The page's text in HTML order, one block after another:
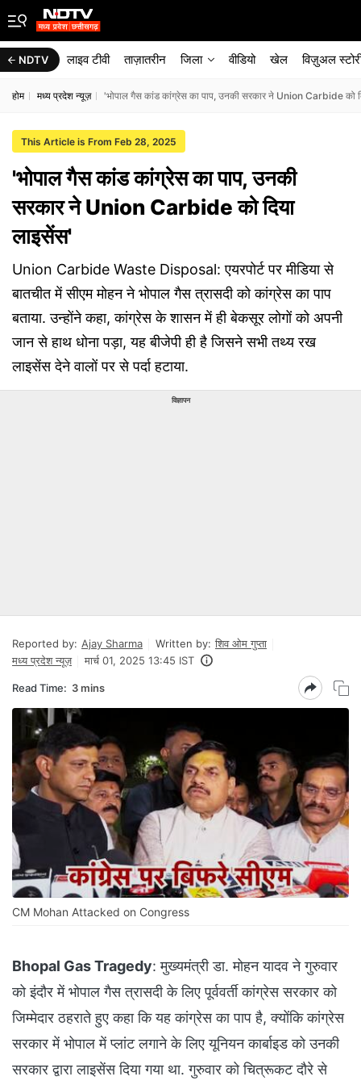
NDTV लाइव टीवी ताज़ातरीन जिला वीडियो खेल विज़ुअल
होम मध्य प्रदेश न्यूज़ 'भोपाल गैस कांड कांग्रेस का पाप, उनकी सरकार ने Union Carbide को
This Article is From Feb 28, 2025
'भोपाल गैस कांड कांग्रेस का पाप, उनकी
सरकार ने Union Carbide को दिया
लाइसेंस'
Union Carbide Waste Disposal: एयरपोर्ट पर मीडिया से
बातचीत में सीएम मोहन ने भोपाल गैस त्रासदी को कांग्रेस का पाप
बताया. उन्होंने कहा, कांग्रेस के शासन में ही बेकसूर लोगों को अपनी
जान से हाथ धोना पड़ा, यह बीजेपी ही है जिसने सभी तथ्य रख
लाइसेंस देने वालों पर से पर्दा हटाया.
विज्ञापन
Reported by: Ajay Sharma Written by: शिव ओम गुप्ता
मध्य प्रदेश न्यूज़
मार्च 01, 2025 13:45 IST
Read Time: 3 mins
CM Mohan Attacked on Congress
Bhopal Gas Tragedy: मुख्यमंत्री डा. मोहन यादव ने गुरुवार
को इंदौर में भोपाल गैस त्रासदी के लिए पूर्ववर्ती कांग्रेस सरकार को
जिम्मेदार ठहराते हुए कहा कि यह कांग्रेस का पाप है, क्योंकि कांग्रेस
सरकार में भोपाल में प्लांट लगाने के लिए यूनियन कार्बाइड को उनकी
सरकार द्वारा लाइसेंस दिया गया था. गुरुवार को चित्रूकट दौरे से